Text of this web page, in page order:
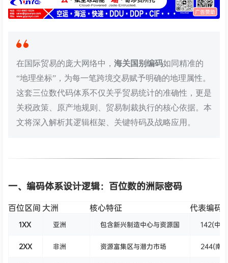
广告赞助
在国际贸易的庞大网络中， 海关国别编码如同精准的
“地理坐标”，为每一笔跨境交易赋予明确的地理属性。
这套三位数代码体系不仅关乎贸易统计的准确性，更是
关税政策、原产地规则、贸易制裁执行的核心依据。本
文将深入解析其逻辑框架、关键特码及战略应用。
一、编码体系设计逻辑：百位数的洲际密码
百位区间 大洲 核心特征 代表编码
1XX 亚洲 包含新兴制造中心与资源国 142(中
2XX 非洲 资源富集区与潜力市场 244(南